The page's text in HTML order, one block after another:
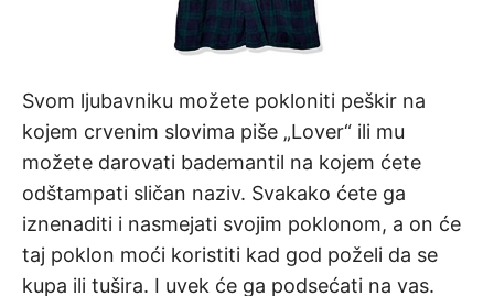
Svom ljubavniku možete pokloniti peškir na
kojem crvenim slovima piše „Lover“ ili mu
možete darovati bademantil na kojem ćete
odštampati sličan naziv. Svakako ćete ga
iznenaditi i nasmejati svojim poklonom, a on će
taj poklon moći koristiti kad god poželi da se
kupa ili tušira. I uvek će ga podsećati na vas.